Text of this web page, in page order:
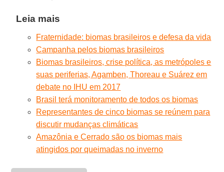
Leia mais
Fraternidade: biomas brasileiros e defesa da vida
Campanha pelos biomas brasileiros
Biomas brasileiros, crise política, as metrópoles e
suas periferias, Agamben, Thoreau e Suárez em
debate no IHU em 2017
Brasil terá monitoramento de todos os biomas
Representantes de cinco biomas se reúnem para
discutir mudanças climáticas
Amazônia e Cerrado são os biomas mais
atingidos por queimadas no inverno